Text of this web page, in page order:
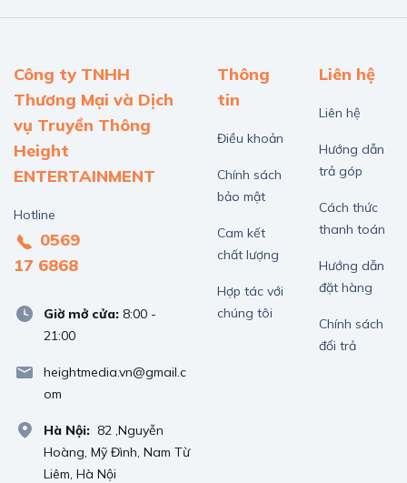
Công ty TNHH
Thương Mại và Dịch
vụ Truyền Thông
Height
ENTERTAINMENT
Hotline
0569
17 6868
Giờ mở cửa: 8:00 -
21:00
heightmedia.vn@gmail.c
om
Hà Nội: 82 ,Nguyễn
Hoàng, Mỹ Đình, Nam Từ
Liêm, Hà Nội
Thông
tin
Điều khoản
Chính sách
bảo mật
Cam kết
chất lượng
Hợp tác với
chúng tôi
Liên hệ
Liên hệ
Hướng dẫn
trả góp
Cách thức
thanh toán
Hướng dẫn
đặt hàng
Chính sách
đổi trả